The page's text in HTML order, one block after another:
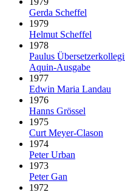
Gerda Scheffel
1979
Helmut Scheffel
1978
Paulus
Aquin-Ausgabe
1977
Edwin Maria Landau
1976
Hanns Grössel
1975
Curt Meyer-Clason
1974
Peter Urban
1973
Peter Gan
1972